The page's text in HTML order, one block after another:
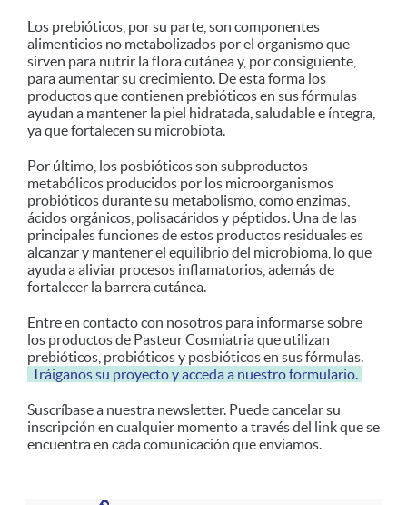
Los prebióticos, por su parte, son componentes
alimenticios no metabolizados por el organismo que
sirven para nutrir la flora cutánea y, por consiguiente,
para aumentar su crecimiento. De esta forma los
productos que contienen prebióticos en sus fórmulas
ayudan a mantener la piel hidratada, saludable e íntegra,
ya que fortalecen su microbiota.
Por último, los posbióticos son subproductos
metabólicos producidos por los microorganismos
probióticos durante su metabolismo, como enzimas,
ácidos orgánicos, polisacáridos y péptidos. Una de las
principales funciones de estos productos residuales es
alcanzar y mantener el equilibrio del microbioma, lo que
ayuda a aliviar procesos inflamatorios, además de
fortalecer la barrera cutánea.
Entre en contacto con nosotros para informarse sobre
los productos de Pasteur Cosmiatria que utilizan
prebióticos, probióticos y posbióticos en sus fórmulas.
Tráiganos su proyecto y acceda a nuestro formulario.
Suscríbase a nuestra newsletter. Puede cancelar su
inscripción en cualquier momento a través del link que se
encuentra en cada comunicación que enviamos.